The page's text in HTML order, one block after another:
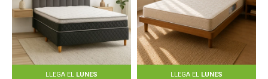
LLEGA EL LUNES LLEGA EL LUNES